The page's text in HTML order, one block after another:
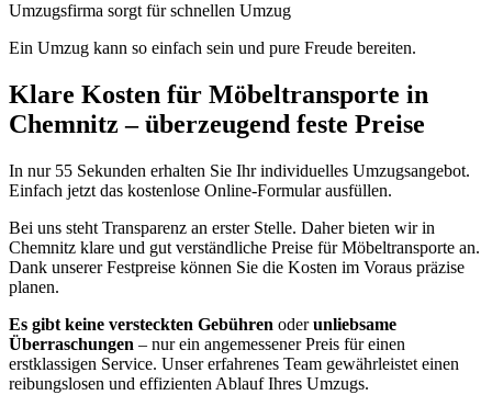
Umzugsfirma sorgt für schnellen Umzug
Ein Umzug kann so einfach sein und pure Freude bereiten.
Klare Kosten für Möbeltransporte in
Chemnitz – überzeugend feste Preise
In nur 55 Sekunden erhalten Sie Ihr individuelles Umzugsangebot.
Einfach jetzt das kostenlose Online-Formular ausfüllen.
Bei uns steht Transparenz an erster Stelle. Daher bieten wir in
Chemnitz klare und gut verständliche Preise für Möbeltransporte an.
Dank unserer Festpreise können Sie die Kosten im Voraus präzise
planen.
Es gibt keine versteckten Gebühren oderunliebsame
Überraschungen – nur ein angemessener Preis für einen
erstklassigen Service. Unser erfahrenes Team gewährleistet einen
reibungslosen und effizienten Ablauf Ihres Umzugs.